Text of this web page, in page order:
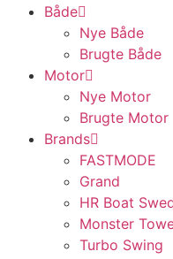
Både
Nye Både
Brugte Både
Motor
Nye Motor
Brugte Motor
Brands
FASTMODE
Grand
HR Boat
Monster
Turbo Swing